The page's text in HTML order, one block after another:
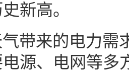
新高。
带来的电力需
源、电网等多